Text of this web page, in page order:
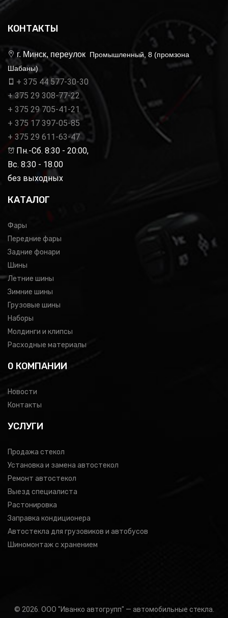
КОНТАКТЫ
г. Минск, переулок Промышленный, 8 (промзона
Шабаны)
+ 375 44 577-30-30
+ 375 29 308-77-22
+ 375 29 705-41-21
+ 375 17 397-05-85
+ 375 29 611-63-47
Пн.-Сб. 8:30 - 20:00,
Вс. 8:30 - 18.00
без выходных
КАТАЛОГ
Фары
Передние фары
Задние фонари
Шины
Летние шины
Зимние шины
Грузовые шины
Наборы
Молдинги и клипсы
Расходные материалы
0 КОМПАНИИ
Новости
Контакты
УСЛУГИ
Продажа стекол
Установка и замена автостекол
Ремонт автостекол
Выезд специалиста
Растонировка
Заправка кондиционера
Автостекла для грузовиков и автобусов
Шиномонтаж с хранением
© 2026. ООО "Иванко автогрупп" — автомобильные стекла.